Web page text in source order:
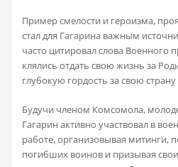
Пример смелости и героизма,
стал для Гагарина важным
часто цитировал слова Военного
клялись отдать свою жизнь за
глубокую гордость за свою
Будучи членом Комсомола,
Гагарин активно участвовал в
работе, организовывая митинги,
погибших воинов и призывая